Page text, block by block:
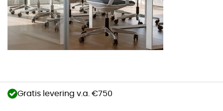
Gratis levering v.a. €750